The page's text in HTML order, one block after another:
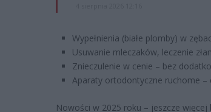
Wypełnienia (białe plomby) w
Usuwanie mleczaków, leczenie
Znieczulenie w cenie – bez
Aparaty ortodontyczne ruchome –
Nowości w 2025 roku – jeszcze więcej